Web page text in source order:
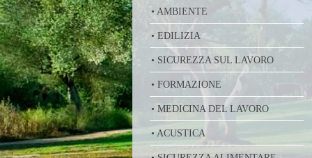
• AMBIENTE
• EDILIZIA
• SICUREZZA SUL LAVORO
• FORMAZIONE
• MEDICINA DEL LAVORO
• ACUSTICA